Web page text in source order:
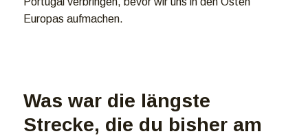
Europas aufmachen.
Was war die längste
Strecke, die du bisher am